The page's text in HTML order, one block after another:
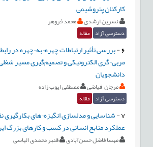
کارکنان پتروشیمی
نسرین ارشدی محمد فروهر
دسترسی آزاد مقاله
6
-بررسی تأثیر ارتباطات چهره¬به¬چهره در
مربی¬گری الکترونیکی و تصمیم‌گیری مسیر شغلی
دانشجویان
مرجان فیاضی مصطفی ایوب زاده
دسترسی آزاد مقاله
7
-شناسایی و مدلسازی انگیزه¬های بکارگیری
عملکرد منابع انسانی در کسب و کارهای بزرگ
مهسا فاضل حسن‌آبادی قنبر محمدی ‌الیاسی